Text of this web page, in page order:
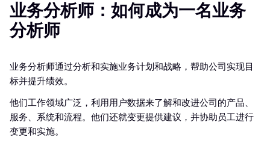
业务分析师：如何成为一名业务
分析师
业务分析师通过分析和实施业务计划和战略，帮助公司实现目
标并提升绩效。
他们工作领域广泛，利用用户数据来了解和改进公司的产品、
服务、系统和流程。他们还就变更提供建议，并协助员工进行
变更和实施。